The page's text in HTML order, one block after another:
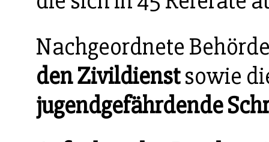
Nachgeordnete
den Zivildienstsowie
jugendgefährdende